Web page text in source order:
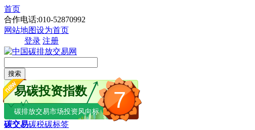
首页
合作电话:010-52870992
网站地图设为首页
登录 注册
搜索
7
易碳投资指数
碳排放交易市场投资风向标
碳交易碳税碳标签